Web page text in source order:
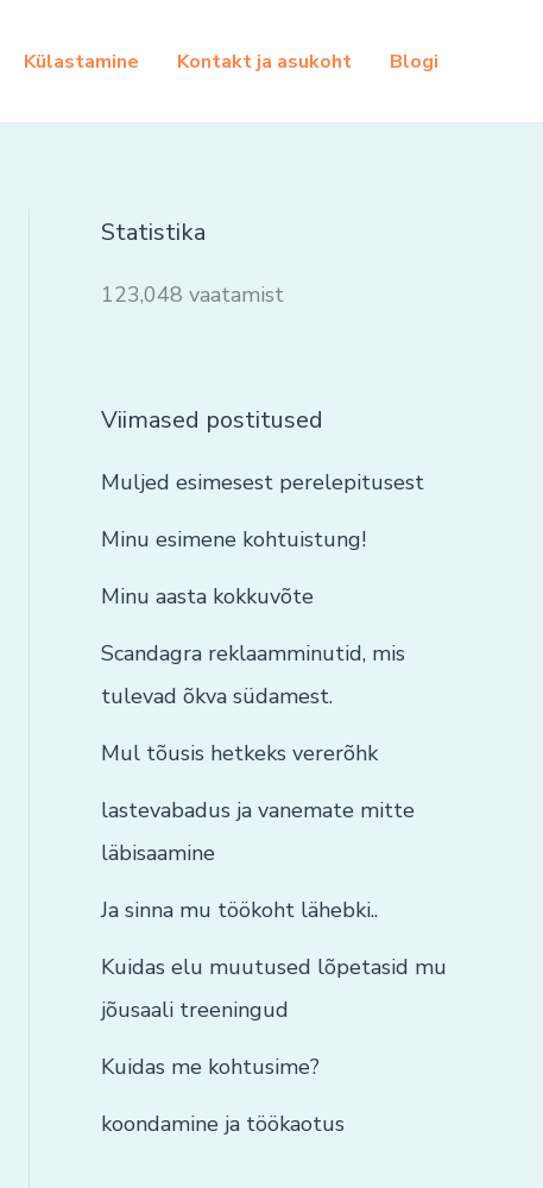
Külastamine Kontakt ja asukoht Blogi
Statistika
123,048 vaatamist
Viimased postitused
Muljed esimesest perelepitusest
Minu esimene kohtuistung!
Minu aasta kokkuvõte
Scandagra reklaamminutid, mis
tulevad õkva südamest.
Mul tõusis hetkeks vererõhk
lastevabadus ja vanemate mitte
läbisaamine
Ja sinna mu töökoht lähebki..
Kuidas elu muutused lõpetasid mu
jõusaali treeningud
Kuidas me kohtusime?
koondamine ja töökaotus